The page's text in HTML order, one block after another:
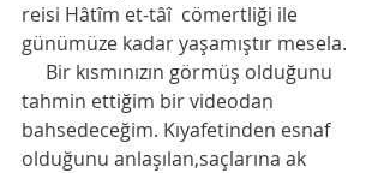
reisi Hâtîm et-tâî  cömertliği ile
günümüze kadar yaşamıştır mesela.
Bir kısmınızın görmüş olduğunu
tahmin ettiğim bir videodan
bahsedeceğim. Kıyafetinden esnaf
olduğunu anlaşılan,saçlarına ak